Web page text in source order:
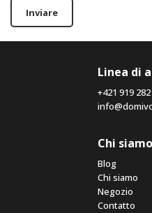
Inviare
Linea di
+421 919
Chi siamo
Blog
Chi siamo
Negozio
Contatto